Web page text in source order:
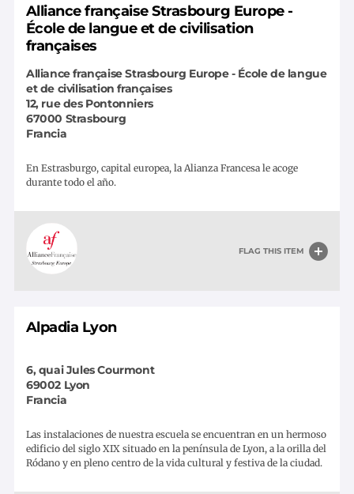
FLAG THIS ITEM
Alliance française Strasbourg Europe -
École de langue et de civilisation
françaises
Alliance française Strasbourg Europe - École de langue
et de civilisation françaises
12, rue des Pontonniers
67000 Strasbourg
Francia
En Estrasburgo, capital europea, la Alianza Francesa le acoge
durante todo el año.
Alpadia Lyon
6, quai Jules Courmont
69002 Lyon
Francia
Las instalaciones de nuestra escuela se encuentran en un hermoso
edificio del siglo XIX situado en la península de Lyon, a la orilla del
Ródano y en pleno centro de la vida cultural y festiva de la ciudad.